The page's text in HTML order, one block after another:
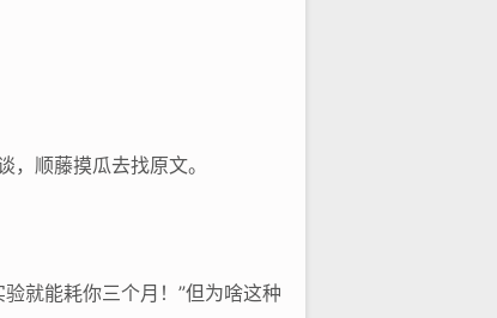
顺藤摸瓜去找原文。
就能耗你三个月！”但为啥这种